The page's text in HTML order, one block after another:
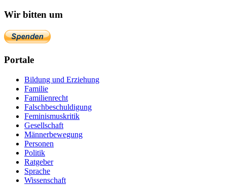
Wir bitten um
Portale
Bildung und Erziehung
Familie
Familienrecht
Falschbeschuldigung
Feminismuskritik
Gesellschaft
Männerbewegung
Personen
Politik
Ratgeber
Sprache
Wissenschaft